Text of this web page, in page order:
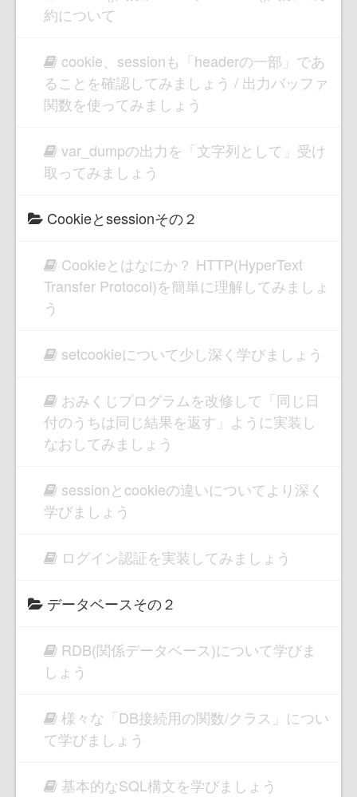
約について
cookie、sessionも「headerの一部」であ
ることを確認してみましょう / 出力バッファ
関数を使ってみましょう
var_dumpの出力を「文字列として」受け
取ってみましょう
Cookieとsessionその２
Cookieとはなにか？ HTTP(HyperText
Transfer Protocol)を簡単に理解してみましょ
う
setcookieについて少し深く学びましょう
おみくじプログラムを改修して「同じ日
付のうちは同じ結果を返す」ように実装し
なおしてみましょう
sessionとcookieの違いについてより深く
学びましょう
ログイン認証を実装してみましょう
データベースその２
RDB(関係データベース)について学びま
しょう
様々な「DB接続用の関数/クラス」につい
て学びましょう
基本的なSQL構文を学びましょう